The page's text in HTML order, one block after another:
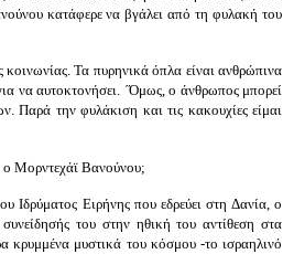
κατάφερε να βγάλει από τη φυλακή του
Τα πυρηνικά όπλα είναι ανθρώπινα
να αυτοκτονήσει. ΄Όμως, ο άνθρωπος μπορεί
Παρά την φυλάκιση και τις κακουχίες είμαι
ο Μορντεχάϊ Βανούνου;
Ιδρύματος Ειρήνης που εδρεύει στη Δανία, ο
του στην ηθική του αντίθεση στα
κρυμμένα μυστικά του κόσμου -το ισραηλινό